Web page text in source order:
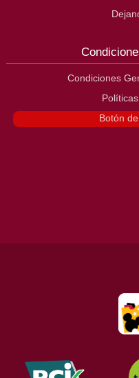
Condiciones
Botón